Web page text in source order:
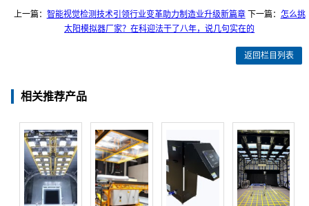
上一篇： 智能视觉检测技术引领行业变革助力制造业升级新篇章下一篇： 怎么挑
太阳模拟器厂家？在科迎法干了八年，说几句实在的
返回栏目列表
相关推荐产品